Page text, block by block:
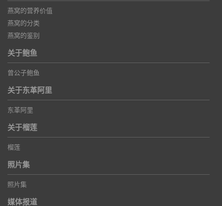
燕窝的营养价值
燕窝的分类
燕窝的鉴别
关于鲍鱼
曾公子鲍鱼
关于东革阿里
东革阿里
关于榴莲
榴莲
照片集
照片集
媒体报道